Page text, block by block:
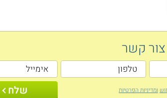
קשר
ומדיניות הפרטיות שלח